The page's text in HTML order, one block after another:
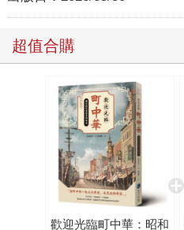
超值合購
歡迎光臨町中華：昭和